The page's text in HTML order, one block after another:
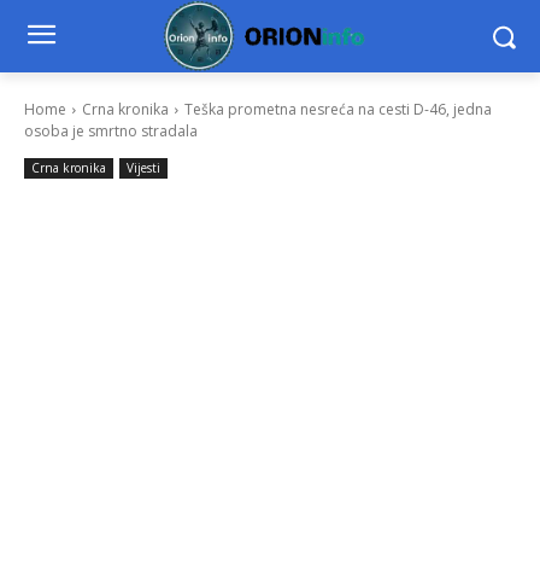
Home Crna kronika
Teška prometna nesreća na cesti D-46, jedna
osoba je smrtno stradala
Crna kronika Vijesti